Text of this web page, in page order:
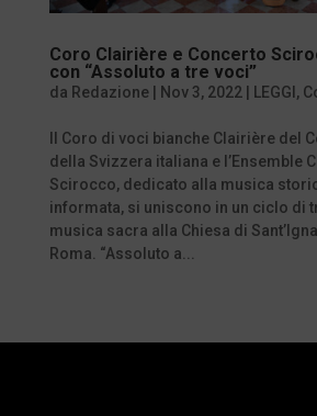
Coro Clairière e Concerto
con “Assoluto a tre voci”
da Redazione| Nov 3, 2022 LEGGI ,
Il Coro di voci bianche Clairière del
della Svizzera italiana e l’Ensemble
Scirocco, dedicato alla musica
informata, si uniscono in un ciclo di
musica sacra alla Chiesa di
Roma. “Assoluto a...